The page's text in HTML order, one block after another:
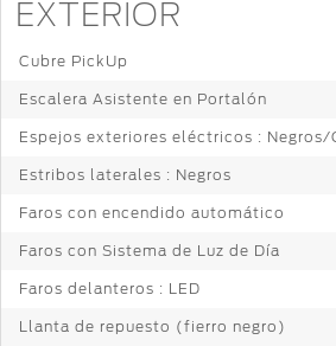
EXTERIOR
Cubre PickUp
Escalera Asistente en Portalón
Espejos exteriores eléctricos :
Estribos laterales : Negros
Faros con encendido automático
Faros con Sistema de Luz de Día
Faros delanteros : LED
Llanta de repuesto (fierro negro)